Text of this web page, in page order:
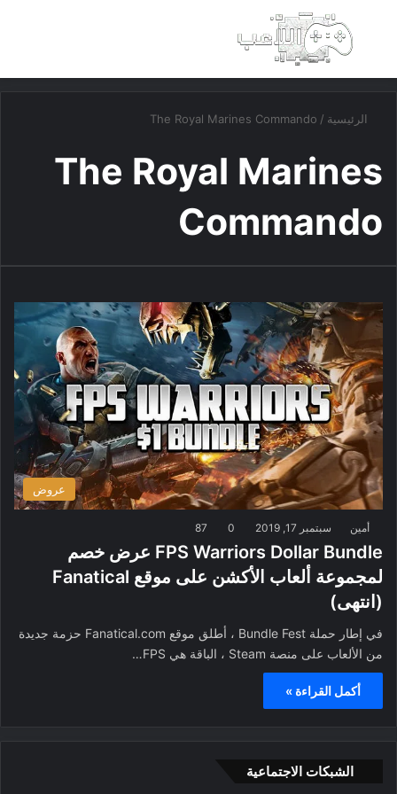
بحث عن
الرئيسية /
The Royal Marines Commando
The Royal Marines
Commando
عروض
أمين سبتمبر 17, 2019 0
87
FPS Warriors Dollar Bundle عرض خصم
لمجموعة ألعاب الأكشن على موقع Fanatical
(انتهى)
في إطار حملة Bundle Fest ، أطلق موقع Fanatical.com حزمة جديدة
من الألعاب على منصة Steam ، الباقة هي FPS…
أكمل القراءة »
الشبكات الاجتماعية